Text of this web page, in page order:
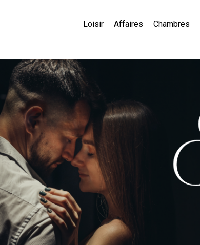
Loisir Affaires Chambres